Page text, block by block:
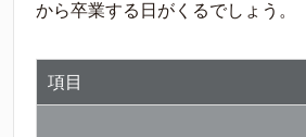
から卒業する日がくるでしょう。
項目